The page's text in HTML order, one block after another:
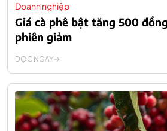
Doanh nghiệp
Giá cà phê bật tăng 500
phiên giảm
ĐỌC NGAY